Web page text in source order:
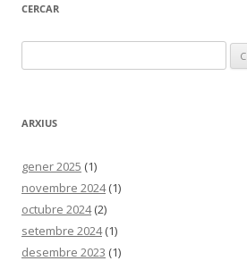
CERCAR
ARXIUS
gener 2025 (1)
novembre 2024(1)
octubre 2024(2)
setembre 2024(1)
desembre 2023 (1)